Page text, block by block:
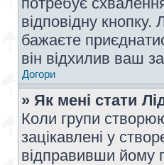
відповідну
бажаєте
він відхилив ваш
Догори
» Як мені стати
Коли групи
зацікавлені у
відправивши йому